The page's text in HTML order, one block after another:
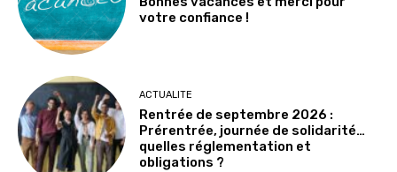
votre confiance !
ACTUALITE
Rentrée de septembre 2026 :
Prérentrée, journée de solidarité…
quelles réglementation et
obligations ?